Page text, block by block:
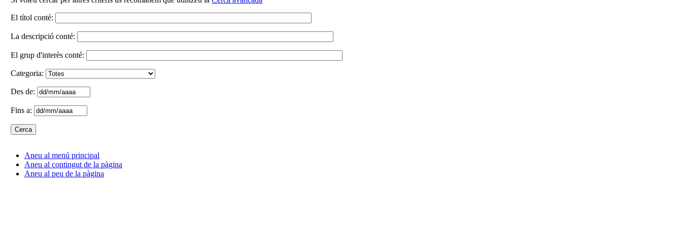
El títol conté:
La descripció conté:
El grup d'interès conté:
Categoria:
Des de:
Fins a:
Aneu al menú principal
Aneu al contingut de la pàgina
Aneu al peu de la pàgina